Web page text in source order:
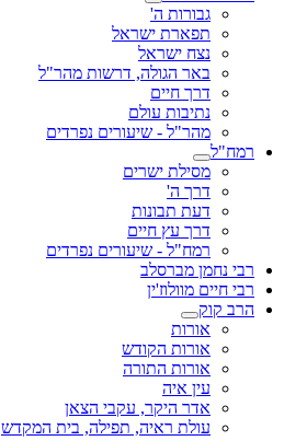
גבורות ה'
תפארת ישראל
נצח ישראל
באר הגולה, דרשות מהר"ל
דרך חיים
נתיבות עולם
מהר"ל - שיעורים נפרדים
רמח"ל
מסילת ישרים
דרך ה'
דעת תבונות
דרך עץ חיים
רמח"ל - שיעורים נפרדים
רבי נחמן מברסלב
רבי חיים מוולוז'ין
הרב קוק
אורות
אורות הקודש
אורות התורה
עין איה
אדר היקר, עקבי הצאן
עולת ראיה, תפילה, בית המקדש